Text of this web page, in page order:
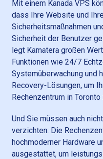
Mit einem Kanada VPS
dass Ihre Website und
Sicherheitsmaßnahmen
Sicherheit der Benutzer
legt Kamatera großen
Funktionen wie 24/7
Systemüberwachung und
Recovery-Lösungen, um
Rechenzentrum in
Und Sie müssen auch
verzichten: Die
hochmoderner Hardware
ausgestattet, um